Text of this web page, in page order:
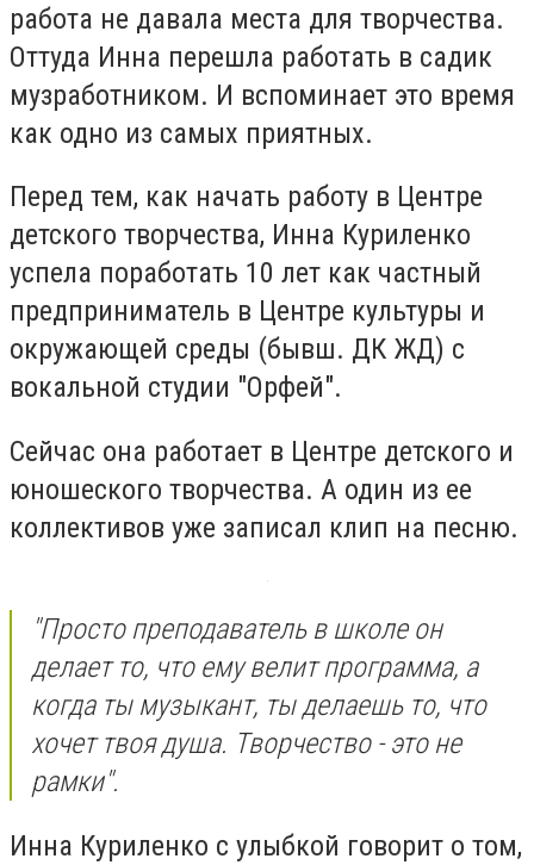
работа не давала места для творчества.
Оттуда Инна перешла работать в садик
музработником. И вспоминает это время
как одно из самых приятных.
Перед тем, как начать работу в Центре
детского творчества, Инна Куриленко
успела поработать 10 лет как частный
предприниматель в Центре культуры и
окружающей среды (бывш. ДК ЖД) с
вокальной студии "Орфей".
Сейчас она работает в Центре детского и
юношеского творчества. А один из ее
коллективов уже записал клип на песню.
"Просто преподаватель в школе он
делает то, что ему велит программа, а
когда ты музыкант, ты делаешь то, что
хочет твоя душа. Творчество - это не
рамки".
Инна Куриленко с улыбкой говорит о том,